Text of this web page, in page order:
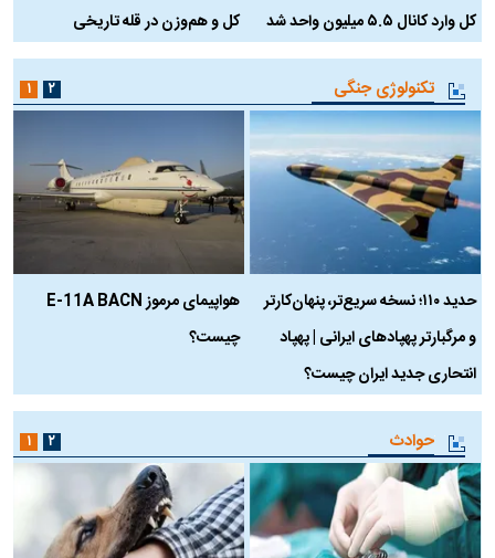
کل وارد کانال ۵.۵ میلیون واحد شد
کل و هم‌وزن در قله تاریخی
تکنولوژی جنگی
حدید ۱۱۰؛ نسخه سریع‌تر، پنهان‌کارتر
و مرگبارتر پهپادهای ایرانی | پهپاد
انتحاری جدید ایران چیست؟
هواپیمای مرموز E-11A BACN
چیست؟
۱ ۲
حوادث ۱ ۲